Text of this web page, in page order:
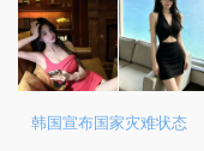
韩国宣布国家灾难状态